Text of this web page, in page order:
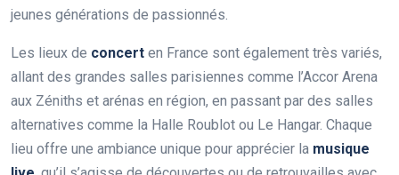
jeunes générations de passionnés.
Les lieux de concert en France sont également très variés,
allant des grandes salles parisiennes comme l’Accor Arena
aux Zéniths et arénas en région, en passant par des salles
alternatives comme la Halle Roublot ou Le Hangar. Chaque
lieu offre une ambiance unique pour apprécier la musique